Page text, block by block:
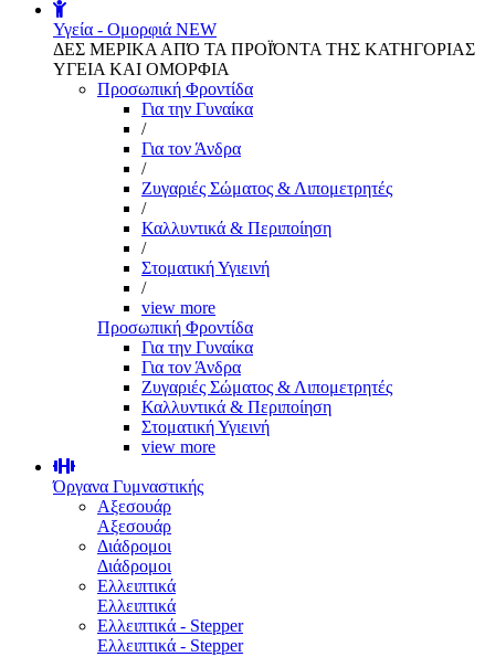
Υγεία - Ομορφιά NEW
ΔΕΣ ΜΕΡΙΚΑ ΑΠΌ ΤΑ ΠΡΟΪΌΝΤΑ ΤΗΣ ΚΑΤΗΓΟΡΙΑΣ
ΥΓΕΙΑ ΚΑΙ ΟΜΟΡΦΙΑ
Προσωπική Φροντίδα
Για την Γυναίκα
/
Για τον Άνδρα
/
Ζυγαριές Σώματος & Λιπομετρητές
/
Καλλυντικά & Περιποίηση
/
Στοματική Υγιεινή
/
view more
Προσωπική Φροντίδα
Για την Γυναίκα
Για τον Άνδρα
Ζυγαριές Σώματος & Λιπομετρητές
Καλλυντικά & Περιποίηση
Στοματική Υγιεινή
view more
Όργανα Γυμναστικής
Αξεσουάρ
Αξεσουάρ
Διάδρομοι
Διάδρομοι
Ελλειπτικά
Ελλειπτικά
Ελλειπτικά - Stepper
Ελλειπτικά - Stepper